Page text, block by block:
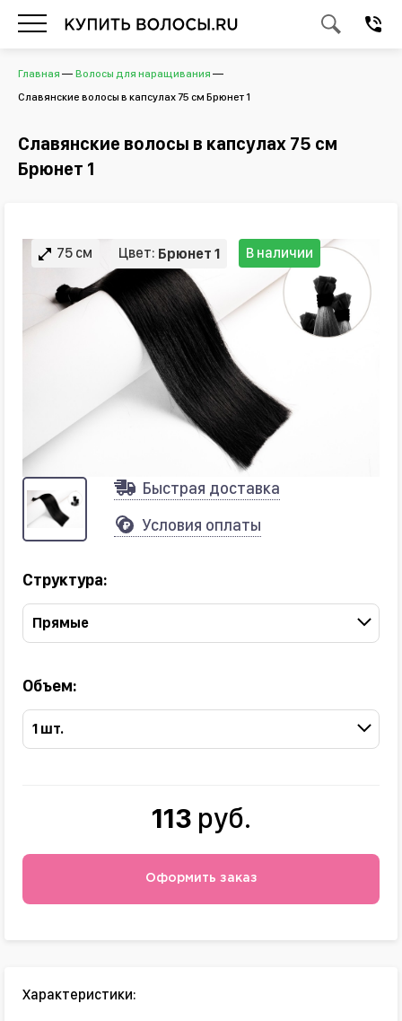
Главная
Волосы для наращивания
Славянские волосы в капсулах 75 см Брюнет 1
Славянские волосы в капсулах 75 см
Брюнет 1
75 см Цвет: Брюнет 1 В наличии
Быстрая доставка
Условия оплаты
Структура:
Прямые
Объем:
1 шт.
113 руб.
Оформить заказ
Характеристики: